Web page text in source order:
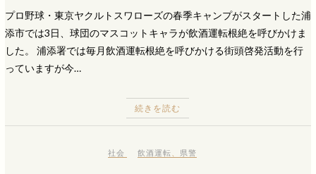
プロ野球・東京ヤクルトスワローズの春季キャンプがスタートした浦
添市では3日、球団のマスコットキャラが飲酒運転根絶を呼びかけま
した。 浦添署では毎月飲酒運転根絶を呼びかける街頭啓発活動を行
っていますが今…
続きを読む
社会 飲酒運転 県警